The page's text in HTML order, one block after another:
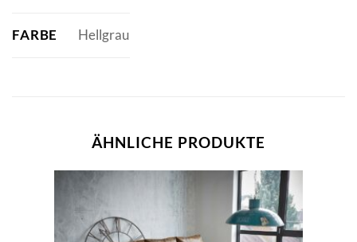
FARBE Hellgrau
ÄHNLICHE PRODUKTE